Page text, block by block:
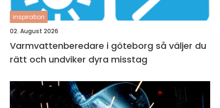
inspiration
02. August 2026
Varmvattenberedare i göteborg så väljer du
rätt och undviker dyra misstag